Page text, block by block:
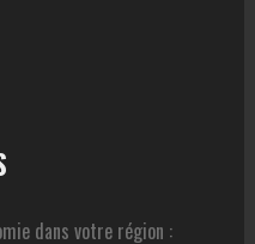
dans votre région :